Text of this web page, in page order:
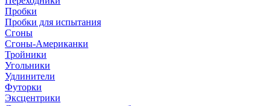
Пробки
Пробки для испытания
Сгоны
Сгоны-Американки
Тройники
Угольники
Удлинители
Футорки
Эксцентрики